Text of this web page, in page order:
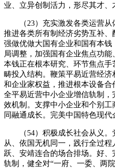
业、立异创制活力，形尽其才、
（23）充实激发各类运营从
推进各类所有制经济劣势互补
强做优做大国有企业和国有本
局调整，加强国有企业焦点功
本钱正在根本研究、环节焦点
畴投入结构。鞭策平易近营经
和企业家权益，推进根本设备
全平易近营中小企业增信轨制
效机制。支撑中小企业和个别
同融通成长。完美中国特色现代
（54）积极成长社会从义。
从、依国无机同一，践行全过
跃、安靖连合的场合排场。好
轨制，健全对“一府、一委、两